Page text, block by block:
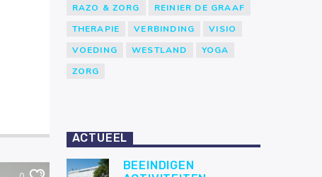
RAZO & ZORG
REINIER DE GRAAF
THERAPIE
VERBINDING
VISIO
VOEDING
WESTLAND
YOGA
ZORG
ACTUEEL
BEEINDIGEN